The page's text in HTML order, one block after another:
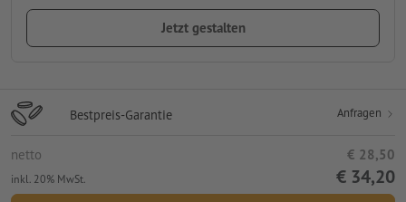
Jetzt gestalten
Bestpreis-Garantie Anfragen
netto € 28,50
inkl. 20% MwSt. € 34,20